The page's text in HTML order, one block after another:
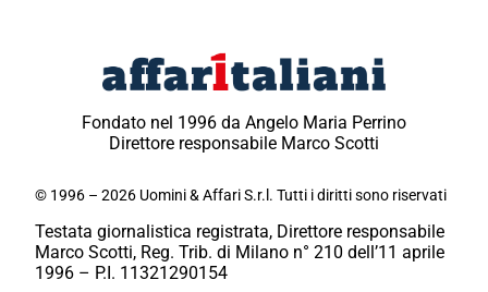
Fondato nel 1996 da Angelo Maria Perrino
Direttore responsabile Marco Scotti
© 1996 – 2026 Uomini & Affari S.r.l. Tutti i diritti sono riservati
Testata giornalistica registrata, Direttore responsabile
Marco Scotti, Reg. Trib. di Milano n° 210 dell’11 aprile
1996 – P.I. 11321290154